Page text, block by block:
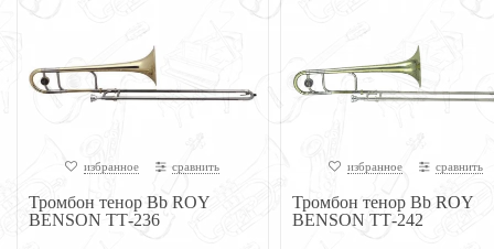
избранное сравнить
Тромбон тенор Bb ROY
BENSON ТТ-236
избранное сравнить
Тромбон тенор Bb ROY
BENSON ТТ-242